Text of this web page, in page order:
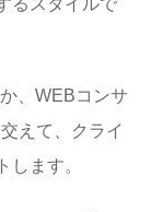
るスタイルで
、WEBコンサ
えて、クライ
します。